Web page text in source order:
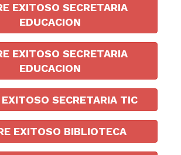
EXITOSO SECRETARIA
EDUCACION
EXITOSO SECRETARIA
EDUCACION
EXITOSO SECRETARIA TIC
EXITOSO BIBLIOTECA